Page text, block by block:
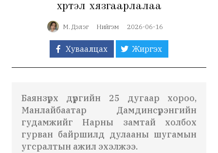
хүртэл хязгаарлалаа
М. Дэлэг Нийгэм 2026-06-16
Хуваалцах Жиргэх
Баянзүрх дүүргийн 25 дугаар хороо,
Манлайбаатар Дамдинсүрэнгийн
гудамжийг Нарны замтай холбох
гурван байршилд дулааны шугамын
угсралтын ажил эхэлжээ.